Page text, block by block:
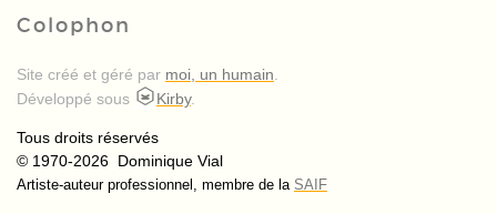
Colophon
Site créé et géré par moi, un humain
Développé sous
Kirby.
Tous droits réservés
© 1970-2026 Dominique Vial
Artiste-auteur professionnel, membre de la SAIF